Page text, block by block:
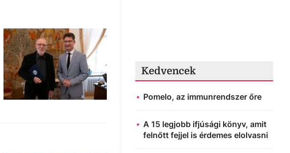
Kedvencek
Pomelo, az immunrendszer őre
A 15 legjobb ifjúsági könyv, amit
felnőtt fejjel is érdemes elolvasni